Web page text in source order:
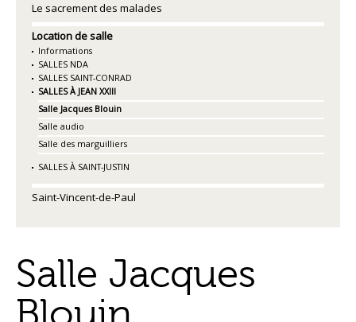
Le sacrement des malades
Location de salle
Informations
SALLES NDA
SALLES SAINT-CONRAD
SALLES À JEAN XXIII
Salle Jacques Blouin
Salle audio
Salle des marguilliers
SALLES À SAINT-JUSTIN
Saint-Vincent-de-Paul
Salle Jacques